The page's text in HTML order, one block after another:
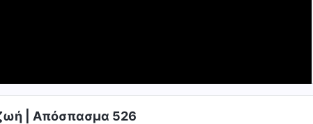
ζωή | Απόσπασμα 526